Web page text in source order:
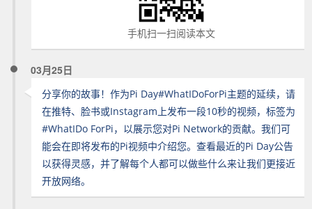
手机扫一扫阅读本文
03月25日
分享你的故事！作为Pi Day#WhatIDoForPi主题的延续，请
在推特、脸书或Instagram上发布一段10秒的视频，标签为
#WhatIDo ForPi，以展示您对Pi Network的贡献。我们可
能会在即将发布的Pi视频中介绍您。查看最近的Pi Day公告
以获得灵感，并了解每个人都可以做些什么来让我们更接近
开放网络。